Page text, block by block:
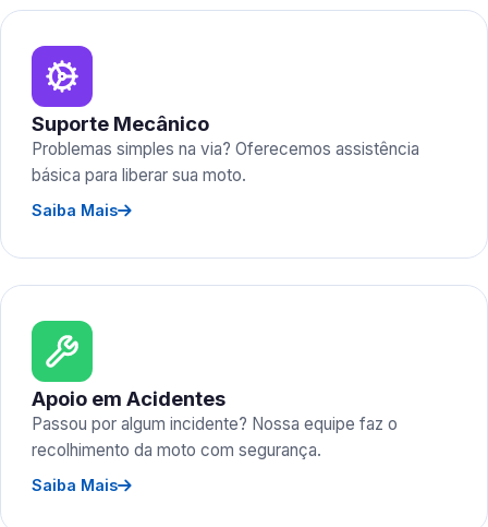
Suporte Mecânico
Problemas simples na via? Oferecemos assistência
básica para liberar sua moto.
Saiba Mais
Apoio em Acidentes
Passou por algum incidente? Nossa equipe faz o
recolhimento da moto com segurança.
Saiba Mais